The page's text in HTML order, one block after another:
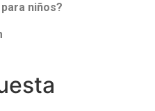
niños?